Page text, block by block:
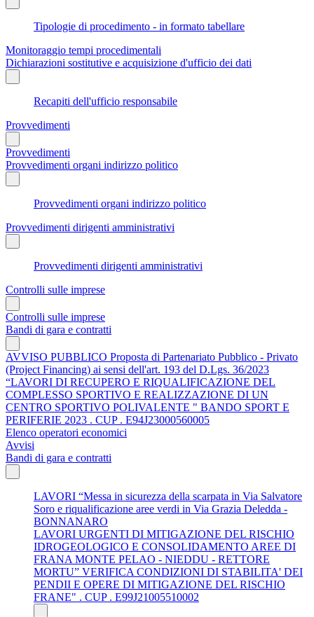
Tipologie di procedimento - in formato tabellare
Monitoraggio tempi procedimentali
Dichiarazioni sostitutive e acquisizione d'ufficio dei dati
Recapiti dell'ufficio responsabile
Provvedimenti
Provvedimenti
Provvedimenti organi indirizzo politico
Provvedimenti organi indirizzo politico
Provvedimenti dirigenti amministrativi
Provvedimenti dirigenti amministrativi
Controlli sulle imprese
Controlli sulle imprese
Bandi di gara e contratti
AVVISO PUBBLICO Proposta di Partenariato Pubblico - Privato
(Project Financing) ai sensi dell'art. 193 del D.Lgs. 36/2023
“LAVORI DI RECUPERO E RIQUALIFICAZIONE DEL
COMPLESSO SPORTIVO E REALIZZAZIONE DI UN
CENTRO SPORTIVO POLIVALENTE " BANDO SPORT E
PERIFERIE 2023 . CUP . E94J23000560005
Elenco operatori economici
Avvisi
Bandi di gara e contratti
LAVORI “Messa in sicurezza della scarpata in Via Salvatore
Soro e riqualificazione aree verdi in Via Grazia Deledda -
BONNANARO
LAVORI URGENTI DI MITIGAZIONE DEL RISCHIO
IDROGEOLOGICO E CONSOLIDAMENTO AREE DI
FRANA MONTE PELAO - NIEDDU - RETTORE
MORTU” VERIFICA CONDIZIONI DI STABILITA' DEI
PENDII E OPERE DI MITIGAZIONE DEL RISCHIO
FRANE" . CUP . E99J21005510002